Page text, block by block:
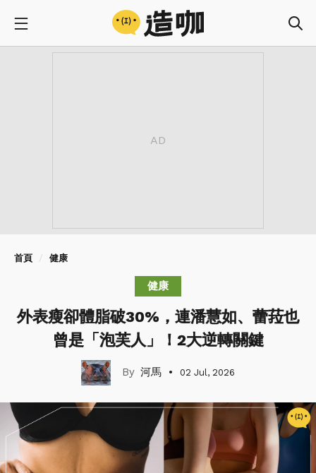
首頁 健康
健康
外表瘦卻體脂破30%，連潘慧如、蕾菈也
曾是「泡芙人」！2大逆轉關鍵
河馬 02 Jul, 2026